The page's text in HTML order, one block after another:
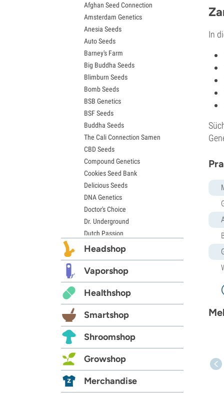
In
Lemon Haze Samen
Bruce Banner Samen
Gelato Samen
Sour Diesel Samen
Jack Herer Samen
Girl Scout Cookies Samen
Wedding Cake Samen
Zkittlez Samen
Pineapple Express Samen
Chemdawg Samen
Hindu Kush Samen
Mimosa Samen
Afghan Seed Connection
Amsterdam Genetics
Anesia Seeds
Auto Seeds
Barney's Farm
Big Buddha Seeds
Blimburn Seeds
Bomb Seeds
BSB Genetics
BSF Seeds
Buddha Seeds
The Cali Connection Samen
CBD Seeds
Compound Genetics
Cookies Seed Bank
Delicious Seeds
DNA Genetics
Doctor's Choice
Dr. Underground
Dutch Passion
Elite Seeds
Exotic Seed
Expert Seeds
FastBuds
Female Seeds
French Touch Seeds
Garden of Green
GeneSeeds
G13 Labs
Grass-O-Matic
Headshop
Vaporshop
Healthshop
Smartshop
Shroomshop
Growshop
Merchandise